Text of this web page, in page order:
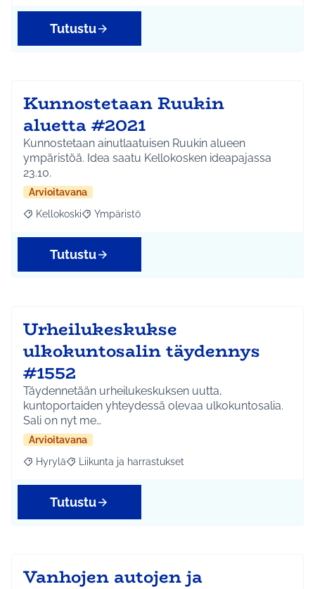
Tutustu
Kunnostetaan Ruukin
aluetta #2021
Kunnostetaan ainutlaatuisen Ruukin alueen
ympäristöä. Idea saatu Kellokosken ideapajassa
23.10.
Arvioitavana
Rajaa tulokset aihepiirin mukaan: Kellokoski
Kellokoski Rajaa tulokset teeman mukaan: Ympäristö
Ympäristö
Tutustu
Urheilukeskukse
ulkokuntosalin täydennys
#1552
Täydennetään urheilukeskuksen uutta,
kuntoportaiden yhteydessä olevaa ulkokuntosalia.
Sali on nyt me…
Arvioitavana
Rajaa tulokset aihepiirin mukaan: Hyrylä
Hyrylä Rajaa tulokset teeman mukaan: Liikunta ja
Liikunta ja harrastukset
Tutustu
Vanhojen autojen ja